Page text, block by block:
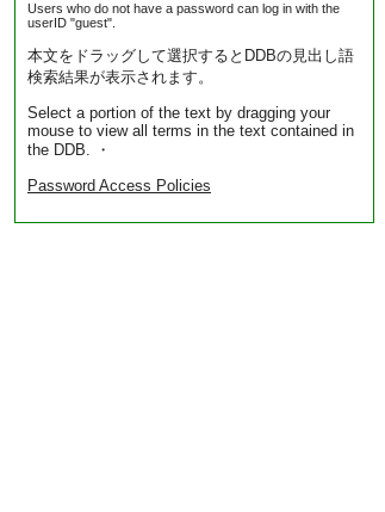
Users who do not have a password can log in with the
userID "guest".
本文をドラッグして選択するとDDBの見出し語
検索結果が表示されます。
Select a portion of the text by dragging your
mouse to view all terms in the text contained in
the DDB. ・
Password Access Policies